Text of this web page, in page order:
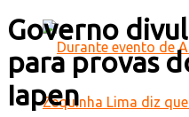
Governo
para provas
Iapen